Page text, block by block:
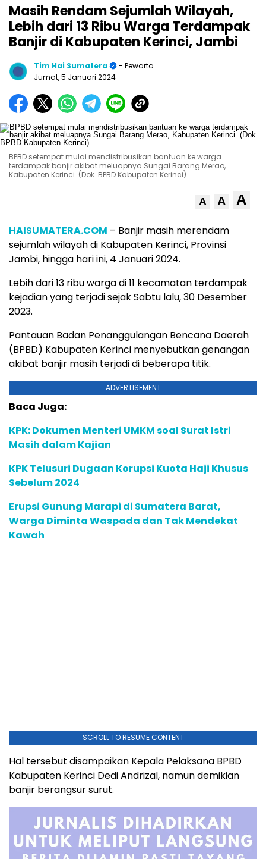
Masih Rendam Sejumlah Wilayah,
Lebih dari 13 Ribu Warga Terdampak
Banjir di Kabupaten Kerinci, Jambi
Tim Hai Sumatera
- Pewarta
Jumat, 5 Januari 2024
BPBD setempat mulai mendistribusikan bantuan ke warga
terdampak banjir akibat meluapnya Sungai Barang Merao,
Kabupaten Kerinci. (Dok. BPBD Kabupaten Kerinci)
A A A
HAISUMATERA.COM – Banjir masih merendam
sejumlah wilayah di Kabupaten Kerinci, Provinsi
Jambi, hingga hari ini, 4 Januari 2024.
Lebih dari 13 ribu warga di 11 kecamatan terdampak
kejadian yang terjadi sejak Sabtu lalu, 30 Desember
2023.
Pantauan Badan Penanggulangan Bencana Daerah
(BPBD) Kabupaten Kerinci menyebutkan genangan
akibat banjir masih terjadi di beberapa titik.
ADVERTISEMENT
Baca Juga:
KPK: Dokumen Menteri UMKM soal Surat Istri
Masih dalam Kajian
KPK Telusuri Dugaan Korupsi Kuota Haji Khusus
Sebelum 2024
Erupsi Gunung Marapi di Sumatera Barat,
Warga Diminta Waspada dan Tak Mendekat
Kawah
SCROLL TO RESUME CONTENT
Hal tersebut disampaikan Kepala Pelaksana BPBD
Kabupaten Kerinci Dedi Andrizal, namun demikian
banjir berangsur surut.